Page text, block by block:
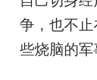
争，也不
些烧脑的